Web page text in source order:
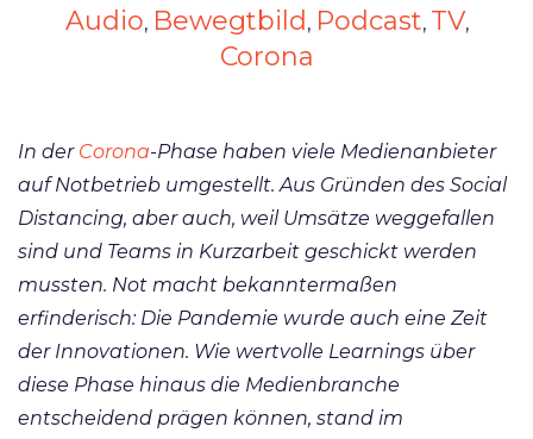
Audio, Bewegtbild, Podcast, TV,
Corona
In der Corona-Phase haben viele Medienanbieter
auf Notbetrieb umgestellt. Aus Gründen des Social
Distancing, aber auch, weil Umsätze weggefallen
sind und Teams in Kurzarbeit geschickt werden
mussten. Not macht bekanntermaßen
erfinderisch: Die Pandemie wurde auch eine Zeit
der Innovationen. Wie wertvolle Learnings über
diese Phase hinaus die Medienbranche
entscheidend prägen können, stand im